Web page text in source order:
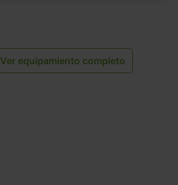
Ver equipamiento completo